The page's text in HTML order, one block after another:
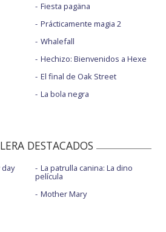
Fiesta pagäna
Prácticamente magia 2
Whalefall
Hechizo: Bienvenidos a Hexe
El final de Oak Street
La bola negra
DESTACADOS
La patrulla canina: La dino
película
Mother Mary